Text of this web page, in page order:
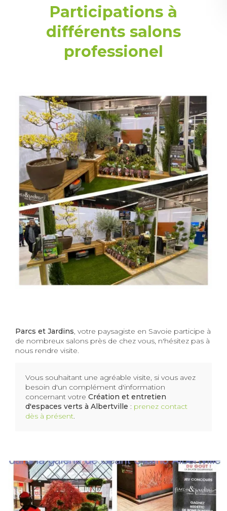
Participations à
différents salons
professionel
Parcs et Jardins, votre paysagiste en Savoie participe à
de nombreux salons près de chez vous, n'hésitez pas à
nous rendre visite.
Vous souhaitant une agréable visite, si vous avez
besoin d'un complément d'information
concernant votre Création et entretien
d'espaces verts à Albertville : prenez contact
dès à présent.